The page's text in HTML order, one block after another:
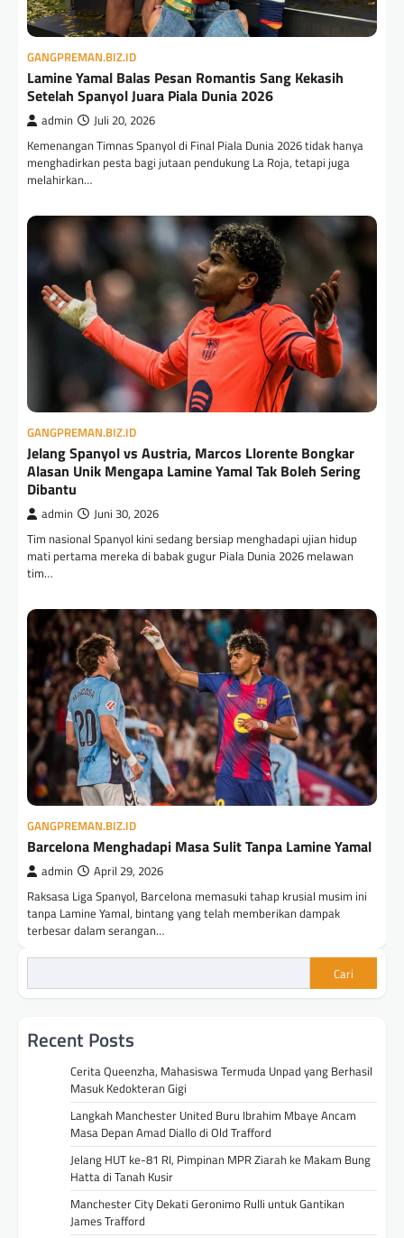
GANGPREMAN.BIZ.ID
Lamine Yamal Balas Pesan Romantis Sang Kekasih
Setelah Spanyol Juara Piala Dunia 2026
admin Juli 20, 2026
Kemenangan Timnas Spanyol di Final Piala Dunia 2026 tidak hanya
menghadirkan pesta bagi jutaan pendukung La Roja, tetapi juga
melahirkan…
GANGPREMAN.BIZ.ID
Jelang Spanyol vs Austria, Marcos Llorente Bongkar
Alasan Unik Mengapa Lamine Yamal Tak Boleh Sering
Dibantu
admin Juni 30, 2026
Tim nasional Spanyol kini sedang bersiap menghadapi ujian hidup
mati pertama mereka di babak gugur Piala Dunia 2026 melawan
tim…
GANGPREMAN.BIZ.ID
Barcelona Menghadapi Masa Sulit Tanpa Lamine Yamal
admin April 29, 2026
Raksasa Liga Spanyol, Barcelona memasuki tahap krusial musim ini
tanpa Lamine Yamal, bintang yang telah memberikan dampak
terbesar dalam serangan…
Cari
Recent Posts
Cerita Queenzha, Mahasiswa Termuda Unpad yang Berhasil
Masuk Kedokteran Gigi
Langkah Manchester United Buru Ibrahim Mbaye Ancam
Masa Depan Amad Diallo di Old Trafford
Jelang HUT ke-81 RI, Pimpinan MPR Ziarah ke Makam Bung
Hatta di Tanah Kusir
Manchester City Dekati Geronimo Rulli untuk Gantikan
James Trafford